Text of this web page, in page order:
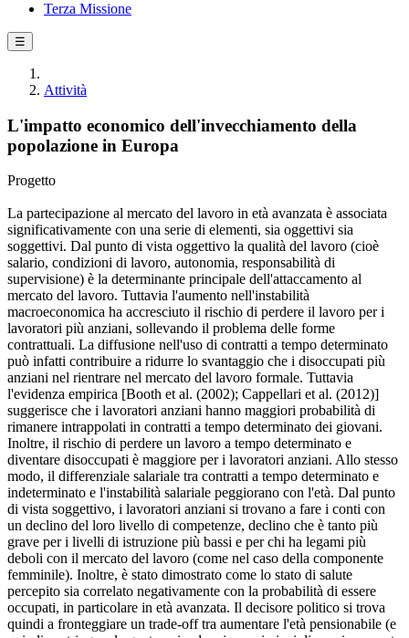
Terza Missione
☰
Attività
L'impatto economico dell'invecchiamento della
popolazione in Europa
Progetto
La partecipazione al mercato del lavoro in età avanzata è associata
significativamente con una serie di elementi, sia oggettivi sia
soggettivi. Dal punto di vista oggettivo la qualità del lavoro (cioè
salario, condizioni di lavoro, autonomia, responsabilità di
supervisione) è la determinante principale dell'attaccamento al
mercato del lavoro. Tuttavia l'aumento nell'instabilità
macroeconomica ha accresciuto il rischio di perdere il lavoro per i
lavoratori più anziani, sollevando il problema delle forme
contrattuali. La diffusione nell'uso di contratti a tempo determinato
può infatti contribuire a ridurre lo svantaggio che i disoccupati più
anziani nel rientrare nel mercato del lavoro formale. Tuttavia
l'evidenza empirica [Booth et al. (2002); Cappellari et al. (2012)]
suggerisce che i lavoratori anziani hanno maggiori probabilità di
rimanere intrappolati in contratti a tempo determinato dei giovani.
Inoltre, il rischio di perdere un lavoro a tempo determinato e
diventare disoccupati è maggiore per i lavoratori anziani. Allo stesso
modo, il differenziale salariale tra contratti a tempo determinato e
indeterminato e l'instabilità salariale peggiorano con l'età. Dal punto
di vista soggettivo, i lavoratori anziani si trovano a fare i conti con
un declino del loro livello di competenze, declino che è tanto più
grave per i livelli di istruzione più bassi e per chi ha legami più
deboli con il mercato del lavoro (come nel caso della componente
femminile). Inoltre, è stato dimostrato come lo stato di salute
percepito sia correlato negativamente con la probabilità di essere
occupati, in particolare in età avanzata. Il decisore politico si trova
quindi a fronteggiare un trade-off tra aumentare l'età pensionabile (e